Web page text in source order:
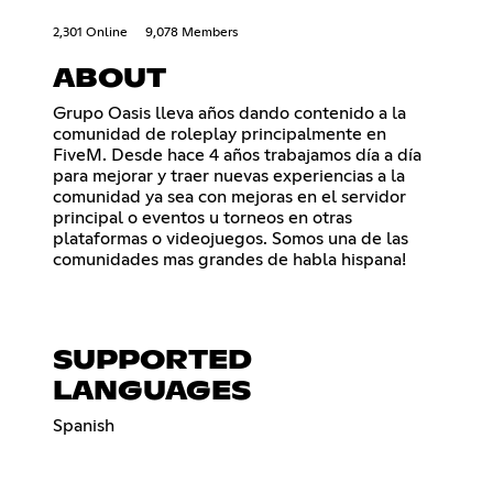
2,301 Online 9,078 Members
ABOUT
Grupo Oasis lleva años dando contenido a la
comunidad de roleplay principalmente en
FiveM. Desde hace 4 años trabajamos día a día
para mejorar y traer nuevas experiencias a la
comunidad ya sea con mejoras en el servidor
principal o eventos u torneos en otras
plataformas o videojuegos. Somos una de las
comunidades mas grandes de habla hispana!
SUPPORTED
LANGUAGES
Spanish